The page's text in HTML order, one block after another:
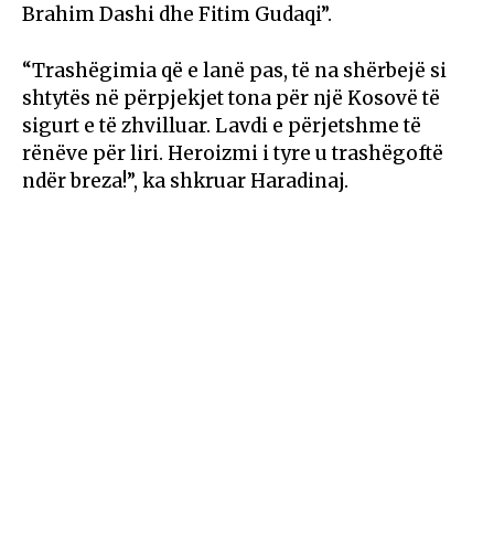
Brahim Dashi dhe Fitim Gudaqi”.
“Trashëgimia që e lanë pas, të na shërbejë si
shtytës në përpjekjet tona për një Kosovë të
sigurt e të zhvilluar. Lavdi e përjetshme të
rënëve për liri. Heroizmi i tyre u trashëgoftë
ndër breza!”, ka shkruar Haradinaj.